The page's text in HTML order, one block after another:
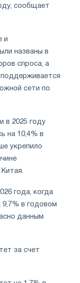
сообщает
и
названы в
спроса, а
сети по
в 2025 году
на 10,4% в
укрепило
года, когда
в годовом
данным
за счет